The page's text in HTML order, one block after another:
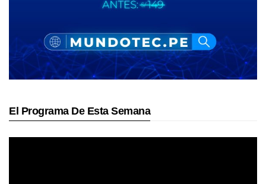
El Programa De Esta Semana